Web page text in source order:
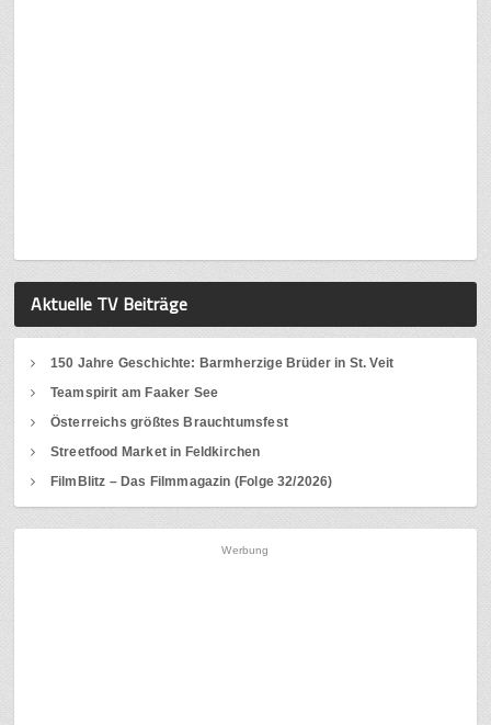
Aktuelle TV Beiträge
150 Jahre Geschichte: Barmherzige Brüder in St. Veit
Teamspirit am Faaker See
Österreichs größtes Brauchtumsfest
Streetfood Market in Feldkirchen
FilmBlitz – Das Filmmagazin (Folge 32/2026)
Werbung